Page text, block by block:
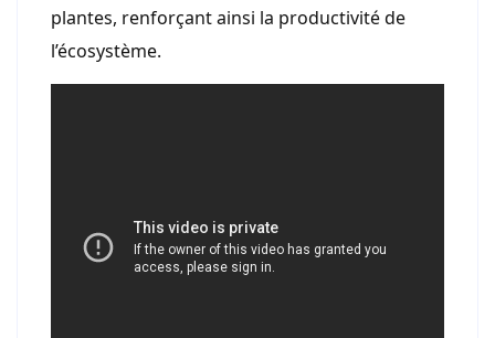
plantes, renforçant ainsi la productivité de
l’écosystème.